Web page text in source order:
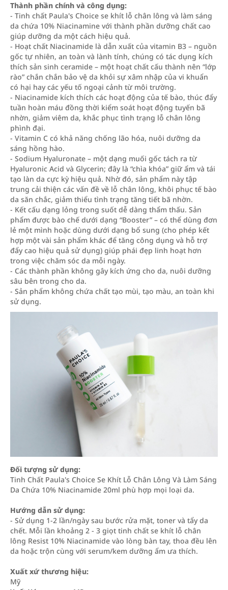
Thành phần chính và công dụng:
- Tinh chất Paula's Choice se khít lỗ chân lông và làm sáng
da chứa 10% Niacinamine với thành phần dưỡng chất cao
giúp dưỡng da một cách hiệu quả.
- Hoạt chất Niacinamide là dẫn xuất của vitamin B3 – nguồn
gốc tự nhiên, an toàn và lành tính, chúng có tác dụng kích
thích sản sinh ceramide – một hoạt chất cấu thành nên “lớp
rào” chắn chắn bảo vệ da khỏi sự xâm nhập của vi khuẩn
có hại hay các yếu tố ngoại cảnh từ môi trường.
- Niacinamide kích thích các hoạt động của tế bào, thúc đẩy
tuần hoàn máu đồng thời kiểm soát hoạt động tuyến bã
nhờn, giảm viêm da, khắc phục tình trạng lỗ chân lông
phình đại.
- Vitamin C có khả năng chống lão hóa, nuôi dưỡng da
sáng hồng hào.
- Sodium Hyaluronate – một dạng muối gốc tách ra từ
Hyaluronic Acid và Glycerin; đây là “chìa khóa” giữ ẩm và tái
tạo làn da cực kỳ hiệu quả. Nhờ đó, sản phẩm này tập
trung cải thiện các vấn đề về lỗ chân lông, khôi phục tế bào
da săn chắc, giảm thiểu tình trạng tăng tiết bã nhờn.
- Kết cấu dạng lỏng trong suốt dễ dàng thẩm thấu. Sản
phẩm được bào chế dưới dạng “Booster” – có thể dùng đơn
lẻ một mình hoặc dùng dưới dạng bổ sung (cho phép kết
hợp một vài sản phẩm khác để tăng công dụng và hỗ trợ
đẩy cao hiệu quả sử dụng) giúp phái đẹp linh hoạt hơn
trong việc chăm sóc da mỗi ngày.
- Các thành phần không gây kích ứng cho da, nuôi dưỡng
sâu bên trong cho da.
- Sản phẩm không chứa chất tạo mùi, tạo màu, an toàn khi
sử dụng.
Đối tượng sử dụng:
Tinh Chất Paula's Choice Se Khít Lỗ Chân Lông Và Làm Sáng
Da Chứa 10% Niacinamide 20ml phù hợp mọi loại da.
Hướng dẫn sử dụng:
- Sử dụng 1-2 lần/ngày sau bước rửa mặt, toner và tẩy da
chết. Mỗi lần khoảng 2 - 3 giọt tinh chất se khít lỗ chân
lông Resist 10% Niacinamide vào lòng bàn tay, thoa đều lên
da hoặc trộn cùng với serum/kem dưỡng ẩm ưa thích.
Xuất xứ thương hiệu:
Mỹ